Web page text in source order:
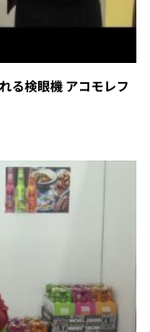
る検眼機 アコモレフ